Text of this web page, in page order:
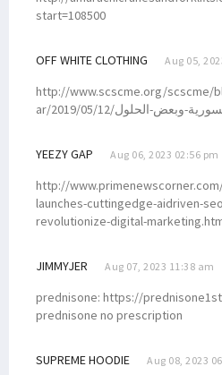
start=108500
OFF WHITE CLOTHING Aug 05,
http://www.scscme.org/scscme/
YEEZY GAP Aug 06, 2023 02:56 pm
http://
launches-cuttingedge-aidriven-
revolutionize-digital-
JIMMYJER Aug 07, 2023 11:38 am
prednisone: https://
prednisone no prescription
SUPREME HOODIE Aug 08, 2023